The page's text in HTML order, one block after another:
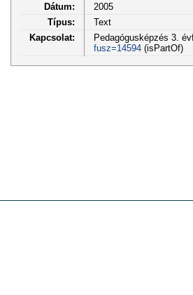
Dátum:
2005
Típus:
Text
Kapcsolat:
Pedagógusképzés 3.
fusz=14594(isPartOf)